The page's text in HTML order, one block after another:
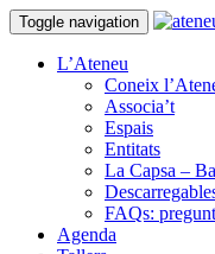
Toggle navigation
L’Ateneu
Coneix
Associa’t
Espais
Entitats
La Capsa –
FAQs:
Agenda